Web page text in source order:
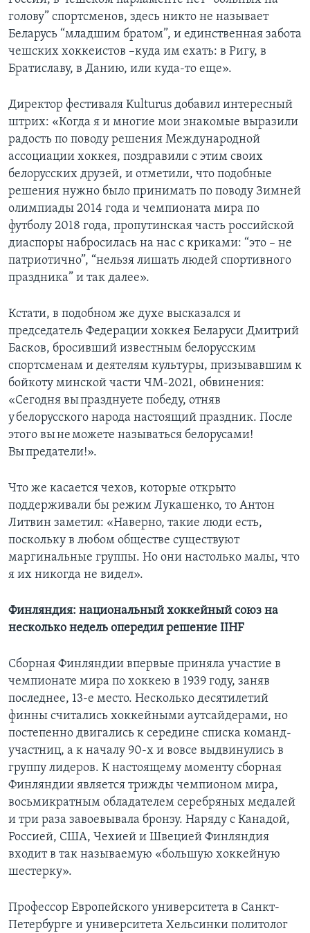
голову” спортсменов, здесь никто не называет
Беларусь “младшим братом”, и единственная забота
чешских хоккеистов –куда им ехать: в Ригу, в
Братиславу, в Данию, или куда-то еще».
Директор фестиваля Kulturus добавил интересный
штрих: «Когда я и многие мои знакомые выразили
радость по поводу решения Международной
ассоциации хоккея, поздравили с этим своих
белорусских друзей, и отметили, что подобные
решения нужно было принимать по поводу Зимней
олимпиады 2014 года и чемпионата мира по
футболу 2018 года, пропутинская часть российской
диаспоры набросилась на нас с криками: “это – не
патриотично”, “нельзя лишать людей спортивного
праздника” и так далее».
Кстати, в подобном же духе высказался и
председатель Федерации хоккея Беларуси Дмитрий
Басков, бросивший известным белорусским
спортсменам и деятелям культуры, призывавшим к
бойкоту минской части ЧМ-2021, обвинения:
«Сегодня вы празднуете победу, отняв
у белорусского народа настоящий праздник. После
этого вы не можете называться белорусами!
Вы предатели!».
Что же касается чехов, которые открыто
поддерживали бы режим Лукашенко, то Антон
Литвин заметил: «Наверно, такие люди есть,
поскольку в любом обществе существуют
маргинальные группы. Но они настолько малы, что
я их никогда не видел».
Финляндия: национальный хоккейный союз на
несколько недель опередил решение IIHF
Сборная Финляндии впервые приняла участие в
чемпионате мира по хоккею в 1939 году, заняв
последнее, 13-е место. Несколько десятилетий
финны считались хоккейными аутсайдерами, но
постепенно двигались к середине списка команд-
участниц, а к началу 90-х и вовсе выдвинулись в
группу лидеров. К настоящему моменту сборная
Финляндии является трижды чемпионом мира,
восьмикратным обладателем серебряных медалей
и три раза завоевывала бронзу. Наряду с Канадой,
Россией, США, Чехией и Швецией Финляндия
входит в так называемую «большую хоккейную
шестерку».
Профессор Европейского университета в Санкт-
Петербурге и университета Хельсинки политолог